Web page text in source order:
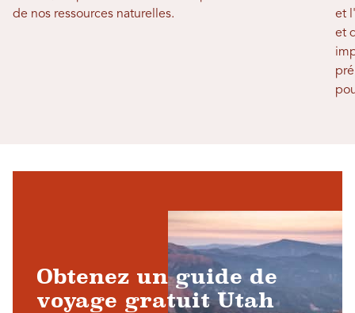
de nos ressources naturelles.
et
et
Obtenez un guide de
voyage gratuit Utah